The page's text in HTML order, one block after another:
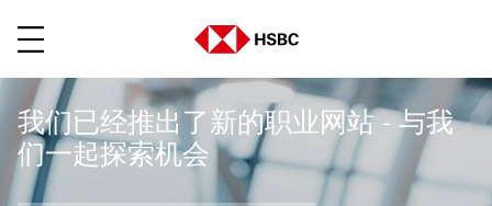
我们已经推出了新的职业网站 - 与我
们一起探索机会